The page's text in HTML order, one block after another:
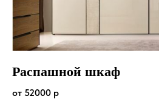
Распашной шкаф
от 52000 р